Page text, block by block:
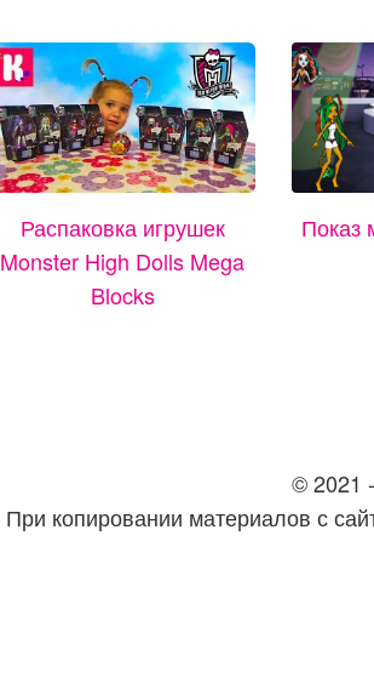
Распаковка игрушек
Monster High Dolls Mega
Blocks
Показ
© 2021
При копировании материалов с